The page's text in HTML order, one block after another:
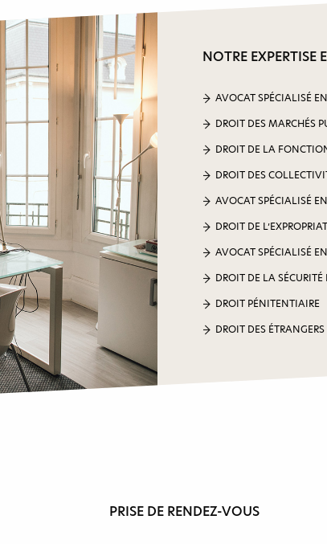
NOTRE EXPERTISE
AVOCAT SPÉCIALISÉ
DROIT DES MARCHÉS
DROIT DE LA
DROIT DES
AVOCAT SPÉCIALISÉ
DROIT DE
AVOCAT SPÉCIALISÉ
DROIT DE LA SÉCURITÉ
DROIT PÉNITENTIAIRE
DROIT DES ÉTRANGERS
PRISE DE RENDEZ-VOUS